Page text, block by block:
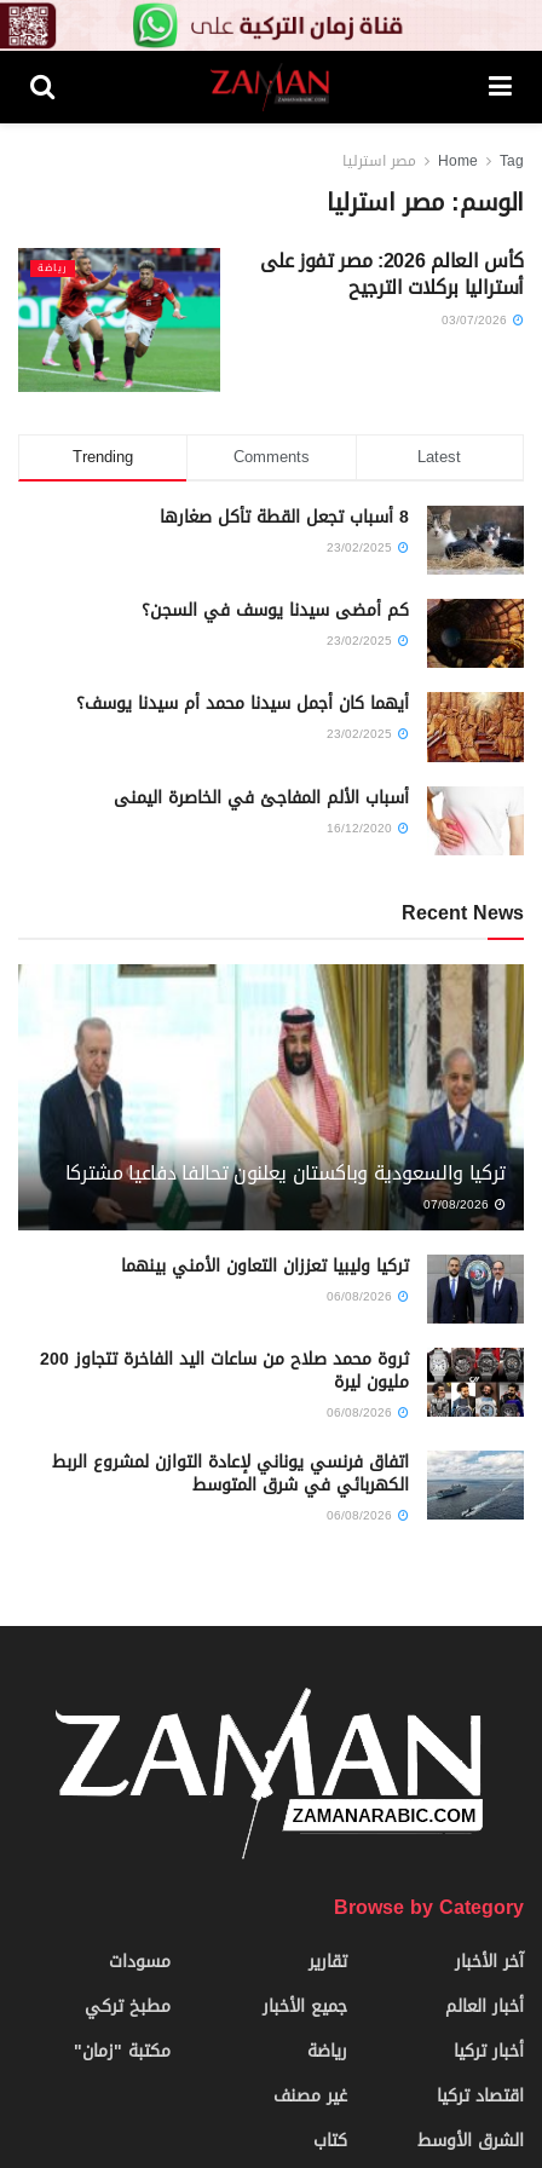
Home Tag مصر استرليا
الوسم:مصر استرليا
رياضة كأس العالم 2026: مصر تفوز على
أستراليا بركلات الترجيح
Trending Comments Latest
8 أسباب تجعل القطة تأكل صغارها
كم أمضى سيدنا يوسف في السجن؟
أيهما كان أجمل سيدنا محمد أم سيدنا يوسف؟
أسباب الألم المفاجئ في الخاصرة اليمنى
Recent News
تركيا والسعودية وباكستان يعلنون تحالفا دفاعيا مشتركا
تركيا وليبيا تعززان التعاون الأمني بينهما
ثروة محمد صلاح من ساعات اليد الفاخرة تتجاوز 200
مليون ليرة
اتفاق فرنسي يوناني لإعادة التوازن لمشروع الربط
الكهربائي في شرق المتوسط
Browse by Category
آخر الأخبار
أخبار العالم
أخبار تركيا
اقتصاد تركيا
الشرق الأوسط
تقارير
جميع الأخبار
رياضة
غير مصنف
كتاب
مسودات
مطبخ تركي
مكتبة "زمان"